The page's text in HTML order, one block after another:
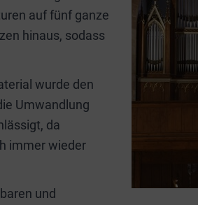
auf fünf ganze
hinaus, sodass
wurde den
Umwandlung
da
immer wieder
und